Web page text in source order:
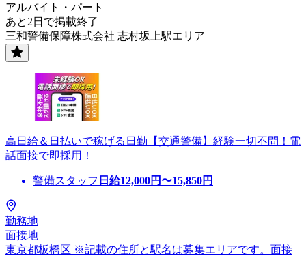
アルバイト・パート
あと2日で掲載終了
三和警備保障株式会社 志村坂上駅エリア
高日給＆日払いで稼げる日勤【交通警備】経験一切不問！電
話面接で即採用！
警備スタッフ 日給12,000円〜15,850円
勤務地
面接地
東京都板橋区 ※記載の住所と駅名は募集エリアです。面接